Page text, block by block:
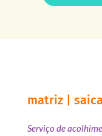
matriz | saica
Serviço de